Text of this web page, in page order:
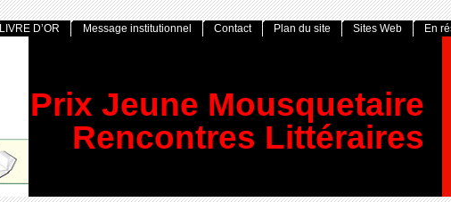
Prix Jeune Mousquetaire
Rencontres Littéraires
LIVRE D’OR Message institutionnel Contact Plan du site Sites Web En